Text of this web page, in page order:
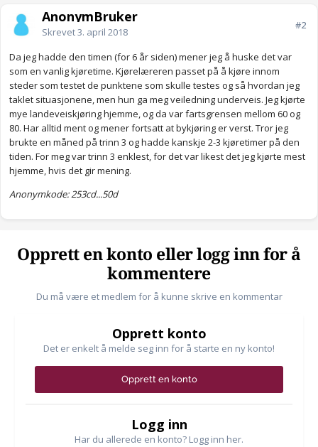
AnonymBruker
Skrevet3. april 2018
#2
Da jeg hadde den timen (for 6 år siden) mener jeg å huske det var
som en vanlig kjøretime. Kjørelæreren passet på å kjøre innom
steder som testet de punktene som skulle testes og så hvordan jeg
taklet situasjonene, men hun ga meg veiledning underveis. Jeg kjørte
mye landeveiskjøring hjemme, og da var fartsgrensen mellom 60 og
80. Har alltid ment og mener fortsatt at bykjøring er verst. Tror jeg
brukte en måned på trinn 3 og hadde kanskje 2-3 kjøretimer på den
tiden. For meg var trinn 3 enklest, for det var likest det jeg kjørte mest
hjemme, hvis det gir mening.
Anonymkode: 253cd...50d
Opprett en konto eller logg inn for å
kommentere
Du må være et medlem for å kunne skrive en kommentar
Opprett konto
Det er enkelt å melde seg inn for å starte en ny konto!
Opprett en konto
Logg inn
Har du allerede en konto? Logg inn her.